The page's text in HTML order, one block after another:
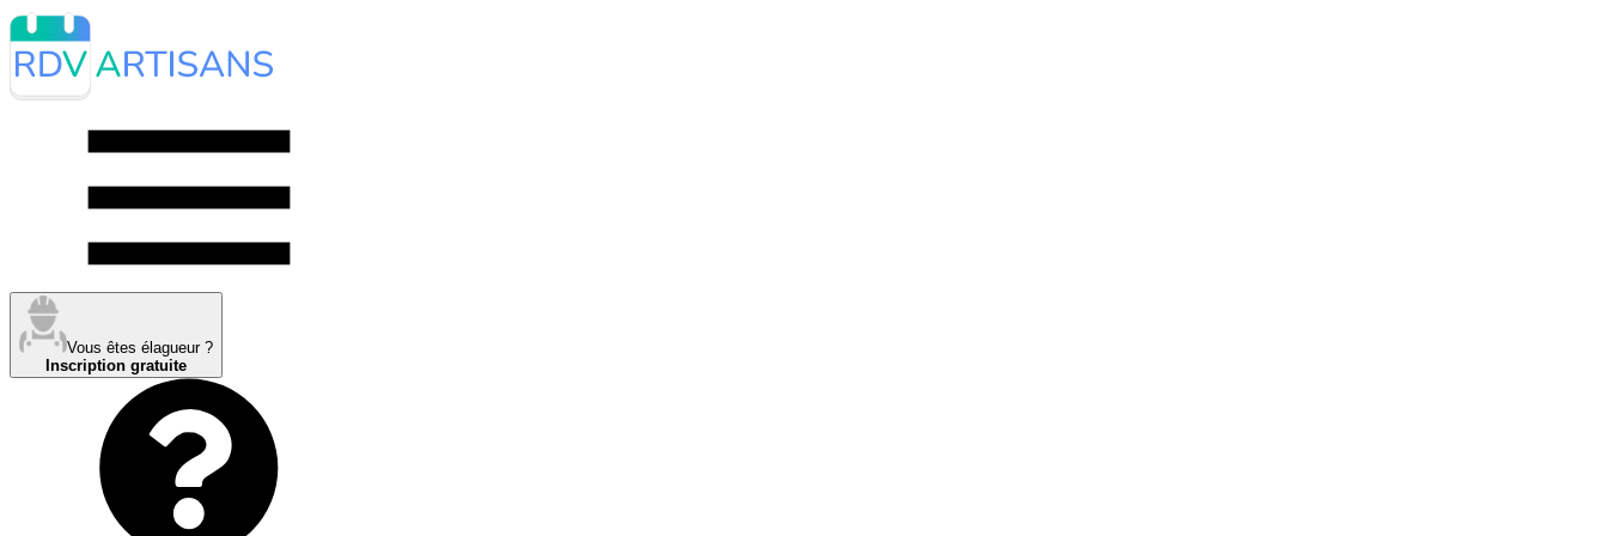
Vous êtes élagueur ?
Inscription gratuite